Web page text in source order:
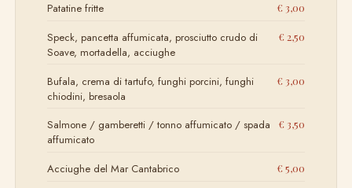
Patatine fritte € 3,00
Speck, pancetta affumicata, prosciutto crudo di
Soave, mortadella, acciughe
€ 2,50
Bufala, crema di tartufo, funghi porcini, funghi
chiodini, bresaola
€ 3,00
Salmone / gamberetti / tonno affumicato / spada
affumicato
€ 3,50
Acciughe del Mar Cantabrico € 5,00